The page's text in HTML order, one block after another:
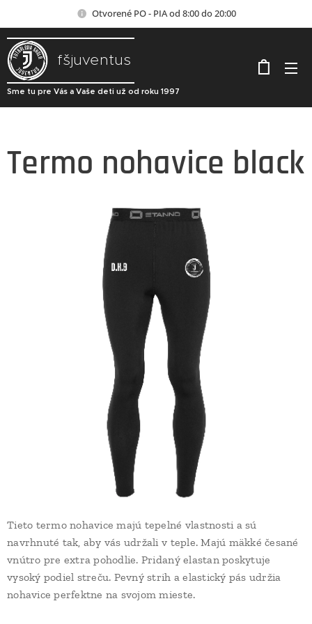
Otvorené PO - PIA od 8:00 do 20:00
fšjuventus
Sme tu pre Vás a Vaše deti už od roku 1997
Termo nohavice black
Tieto termo nohavice majú tepelné vlastnosti a sú
navrhnuté tak, aby vás udržali v teple. Majú mäkké česané
vnútro pre extra pohodlie. Pridaný elastan poskytuje
vysoký podiel streču. Pevný strih a elastický pás udržia
nohavice perfektne na svojom mieste.